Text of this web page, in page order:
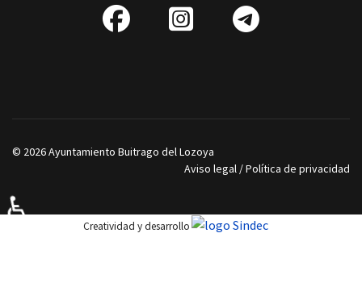
fab
IG
© 2026 Ayuntamiento Buitrago del Lozoya
Aviso legal /Política de privacidad
Creatividad y desarrollo